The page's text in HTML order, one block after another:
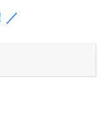
／